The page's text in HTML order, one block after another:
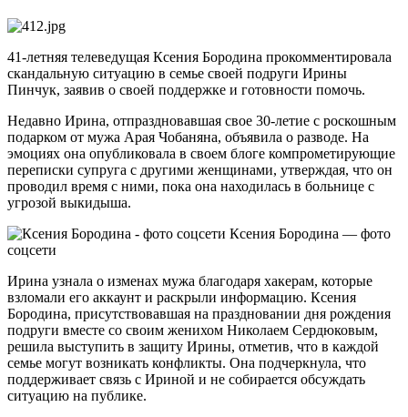
41-летняя телеведущая Ксения Бородина прокомментировала
скандальную ситуацию в семье своей подруги Ирины
Пинчук, заявив о своей поддержке и готовности помочь.
Недавно Ирина, отпраздновавшая свое 30-летие с роскошным
подарком от мужа Арая Чобаняна, объявила о разводе. На
эмоциях она опубликовала в своем блоге компрометирующие
переписки супруга с другими женщинами, утверждая, что он
проводил время с ними, пока она находилась в больнице с
угрозой выкидыша.
Ксения Бородина — фото
соцсети
Ирина узнала о изменах мужа благодаря хакерам, которые
взломали его аккаунт и раскрыли информацию. Ксения
Бородина, присутствовавшая на праздновании дня рождения
подруги вместе со своим женихом Николаем Сердюковым,
решила выступить в защиту Ирины, отметив, что в каждой
семье могут возникать конфликты. Она подчеркнула, что
поддерживает связь с Ириной и не собирается обсуждать
ситуацию на публике.